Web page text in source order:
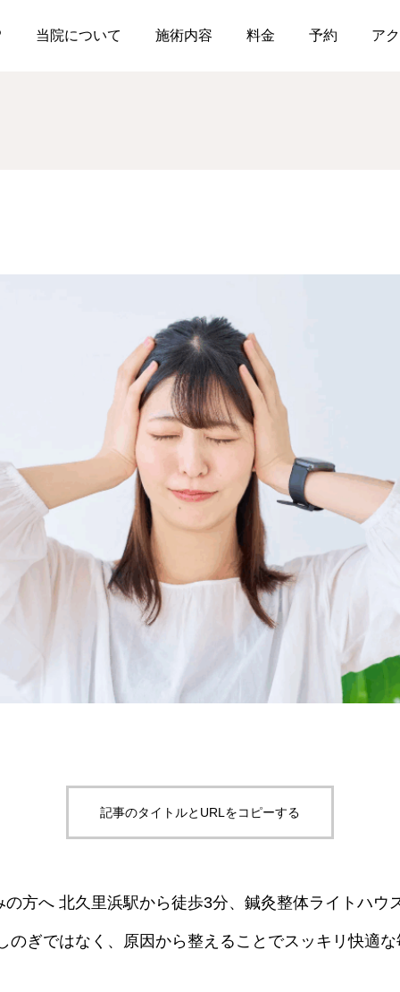
当院について 施術内容 料金 予約 ア
記事のタイトルとURLをコピーする
方へ 北久里浜駅から徒歩3分、鍼灸整体ライトハウ
のぎではなく、原因から整えることでスッキリ快適